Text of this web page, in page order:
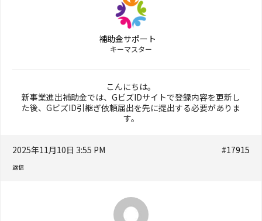
補助金サポート
キーマスター
こんにちは。
新事業進出補助金では、GビズIDサイトで登録内容を更新し
た後、GビズID引継ぎ依頼届出を先に提出する必要がありま
す。
2025年11月10日 3:55 PM #17915
返信